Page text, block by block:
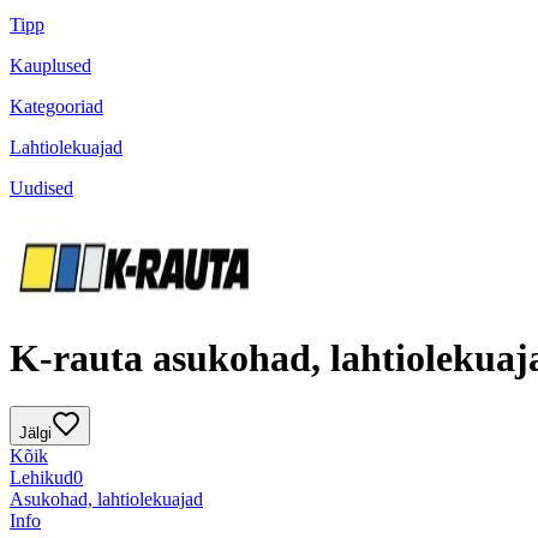
Tipp
Kauplused
Kategooriad
Lahtiolekuajad
Uudised
K-rauta asukohad,
Jälgi
Kõik
Lehikud0
Asukohad, lahtiolekuajad
Info